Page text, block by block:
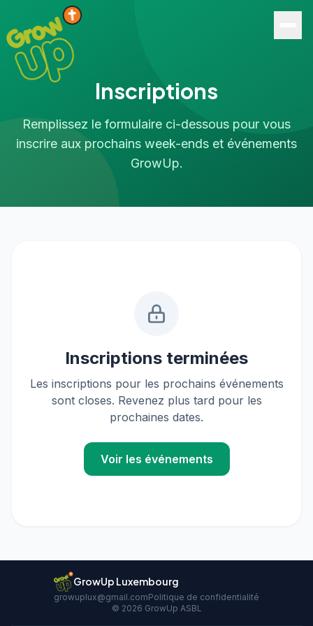
Inscriptions
Remplissez le formulaire ci-dessous pour vous
inscrire aux prochains week-ends et événements
GrowUp.
Inscriptions terminées
Les inscriptions pour les prochains événements
sont closes. Revenez plus tard pour les
prochaines dates.
Voir les événements
GrowUp Luxembourg
growuplux@gmail.comPolitique de confidentialité
© 2026 GrowUp ASBL